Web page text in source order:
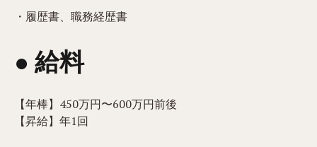
・履歴書、職務経歴書
● 給料
【年棒】450万円〜600万円前後
【昇給】年1回